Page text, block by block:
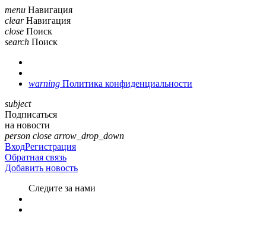
menu Навигация
clear Навигация
close Поиск
search Поиск
warning Политика конфиденциальности
subject
Подписаться
на новости
person close arrow_drop_down
ВходРегистрация
Обратная связь
Добавить новость
Cледите за нами